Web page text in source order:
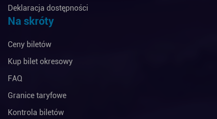
Deklaracja dostępności
Na skróty
Ceny biletów
Kup bilet okresowy
FAQ
Granice taryfowe
Kontrola biletów